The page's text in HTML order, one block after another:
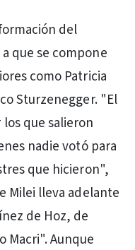
del
que se compone
como Patricia
Sturzenegger. "El
que salieron
nadie votó para
que hicieron",
Milei lleva adelante
de Hoz, de
Macri". Aunque